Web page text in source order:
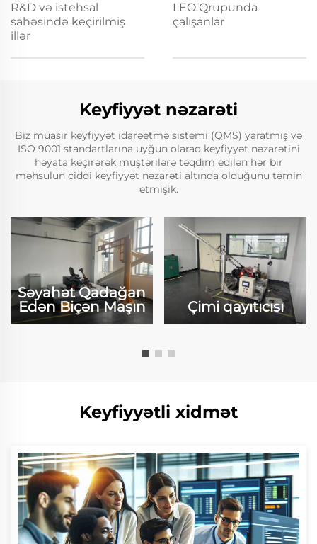
R&D və istehsal
sahəsində keçirilmiş
illər
LEO Qrupunda
çalışanlar
Keyfiyyət nəzarəti
Biz müasir keyfiyyət idarəetmə sistemi (QMS) yaratmış və
ISO 9001 standartlarına uyğun olaraq keyfiyyət nəzarətini
həyata keçirərək müştərilərə təqdim edilən hər bir
məhsulun ciddi keyfiyyət nəzarəti altında olduğunu təmin
etmişik.
Səyahət Qadağan
Edən Biçən Maşın
Çimi qayıtıcısı
Keyfiyyətli xidmət